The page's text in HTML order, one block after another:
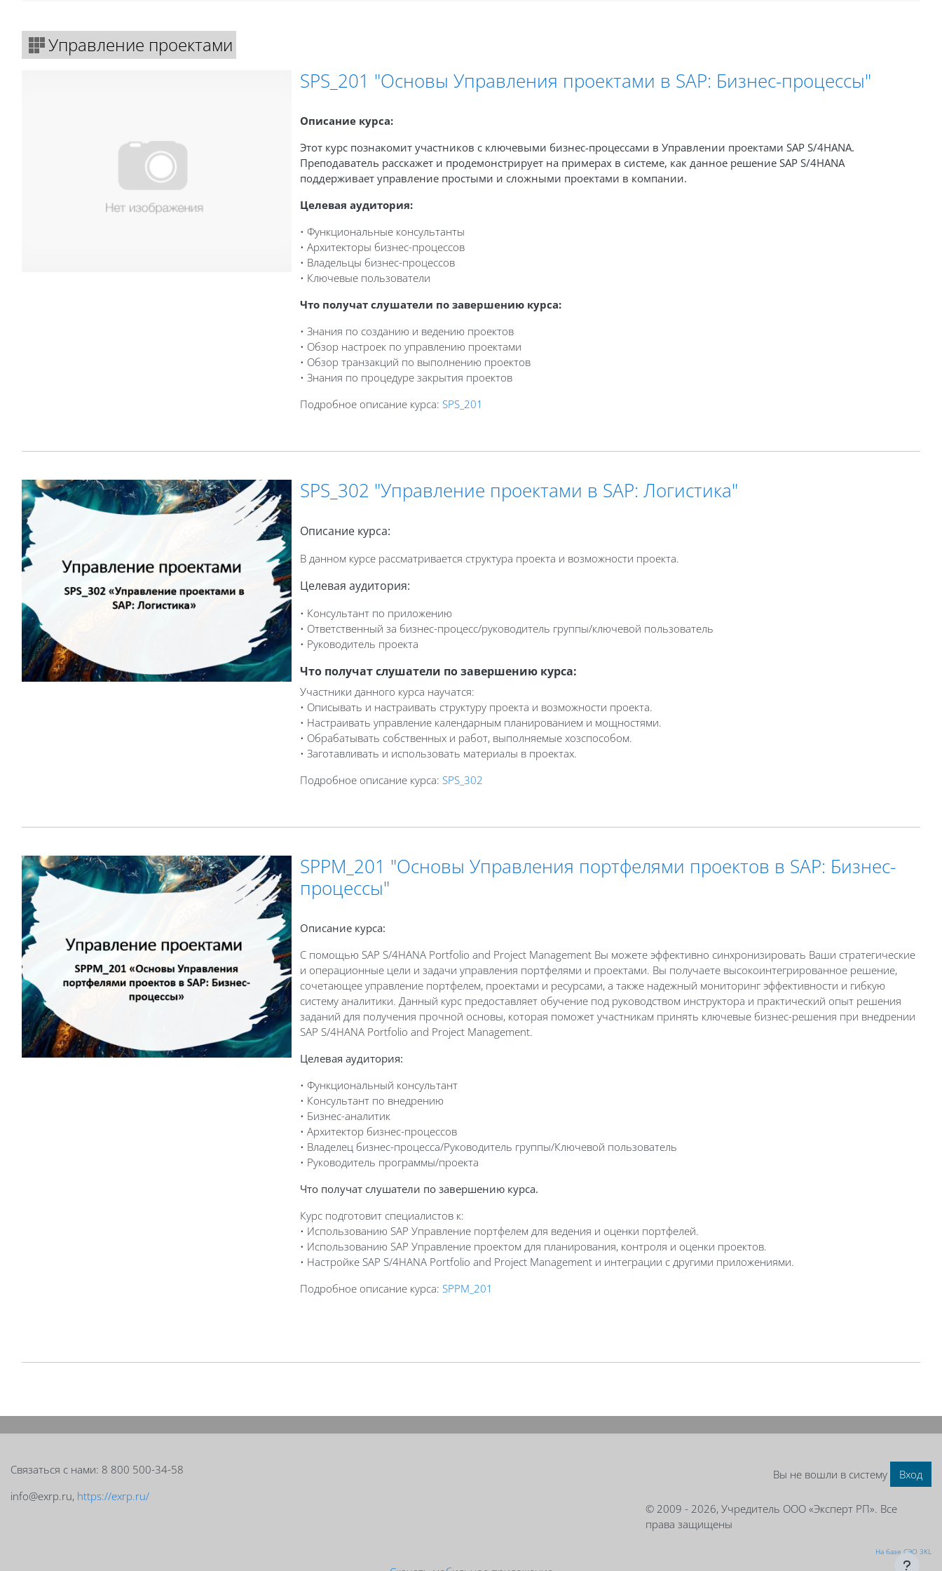
Управление проектами
SPS_201 "Основы Управления проектами в SAP: Бизнес-процессы"
Описание курса:
Этот курс познакомит участников с ключевыми бизнес-процессами в Управлении проектами SAP S/4HANA.
Преподаватель расскажет и продемонстрирует на примерах в системе, как данное решение SAP S/4HANA
поддерживает управление простыми и сложными проектами в компании.
Целевая аудитория:
• Функциональные консультанты
• Архитекторы бизнес-процессов
• Владельцы бизнес-процессов
• Ключевые пользователи
Что получат слушатели по завершению курса:
• Знания по созданию и ведению проектов
• Обзор настроек по управлению проектами
• Обзор транзакций по выполнению проектов
• Знания по процедуре закрытия проектов
Подробное описание курса: SPS_201
SPS_302 "Управление проектами в SAP: Логистика"
Описание курса:
В данном курсе рассматривается структура проекта и возможности проекта.
Целевая аудитория:
• Консультант по приложению
• Ответственный за бизнес-процесс/руководитель группы/ключевой пользователь
• Руководитель проекта
Что получат слушатели по завершению курса:
Участники данного курса научатся:
• Описывать и настраивать структуру проекта и возможности проекта.
• Настраивать управление календарным планированием и мощностями.
• Обрабатывать собственных и работ, выполняемые хозспособом.
• Заготавливать и использовать материалы в проектах.
Подробное описание курса: SPS_302
SPPM_201 "Основы Управления портфелями проектов в SAP: Бизнес-
процессы"
Описание курса:
С помощью SAP S/4HANA Portfolio and Project Management Вы можете эффективно синхронизировать Ваши стратегические
и операционные цели и задачи управления портфелями и проектами. Вы получаете высокоинтегрированное решение,
сочетающее управление портфелем, проектами и ресурсами, а также надежный мониторинг эффективности и гибкую
систему аналитики. Данный курс предоставляет обучение под руководством инструктора и практический опыт решения
заданий для получения прочной основы, которая поможет участникам принять ключевые бизнес-решения при внедрении
SAP S/4HANA Portfolio and Project Management.
Целевая аудитория:
• Функциональный консультант
• Консультант по внедрению
• Бизнес-аналитик
• Архитектор бизнес-процессов
• Владелец бизнес-процесса/Руководитель группы/Ключевой пользователь
• Руководитель программы/проекта
Что получат слушатели по завершению курса.
Курс подготовит специалистов к:
• Использованию SAP Управление портфелем для ведения и оценки портфелей.
• Использованию SAP Управление проектом для планирования, контроля и оценки проектов.
• Настройке SAP S/4HANA Portfolio and Project Management и интеграции с другими приложениями.
Подробное описание курса: SPPM_201
Блоки
Блоки
Связаться с нами: 8 800 500-34-58
info@exrp.ru, https://exrp.ru/
Вы не вошли в систему Вход
© 2009 - 2026, Учредитель ООО «Эксперт РП». Все
права защищены
На базе СЭО 3KL